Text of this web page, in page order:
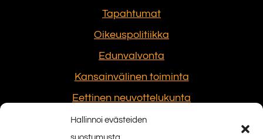
Hallinnoi evästeiden
Tapahtumat
Oikeuspolitiikka
Edunvalvonta
Kansainvälinen toiminta
Eettinen neuvottelukunta